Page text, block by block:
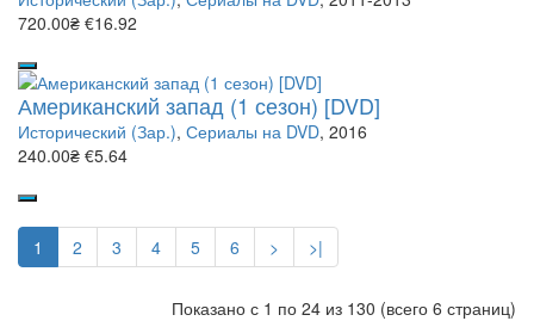
720.00₴ €16.92
Американский запад (1 сезон) [DVD]
Исторический (Зар.), Сериалы на DVD, 2016
240.00₴ €5.64
1 2 3 4 5 6 > >|
Показано с 1 по 24 из 130 (всего 6 страниц)